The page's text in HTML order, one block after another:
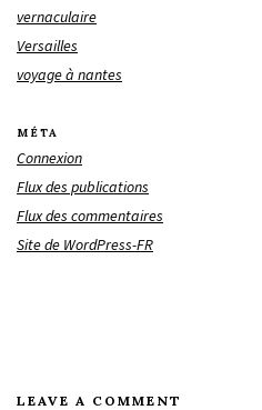
vernaculaire
Versailles
voyage à nantes
MÉTA
Connexion
Flux des publications
Flux des commentaires
Site de WordPress-FR
LEAVE A COMMENT